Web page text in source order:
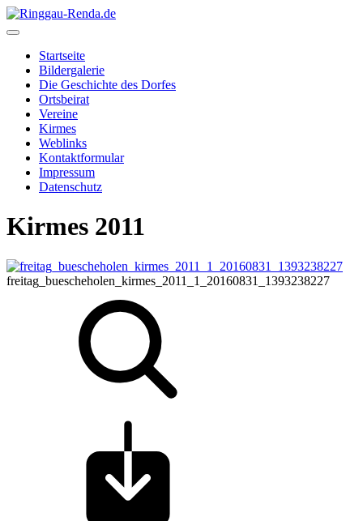
Startseite
Bildergalerie
Die Geschichte des Dorfes
Ortsbeirat
Vereine
Kirmes
Weblinks
Kontaktformular
Impressum
Datenschutz
Kirmes 2011
freitag_buescheholen_kirmes_2011_1_20160831_1393238227